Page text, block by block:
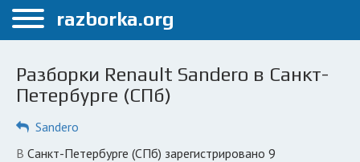
Меню
Санкт-Петербург
Разборки Renault Sandero в Санкт-
Петербурге (СПб)
Sandero
в Санкт-Петербурге (СПб) зарегистрировано 9
razborka.org